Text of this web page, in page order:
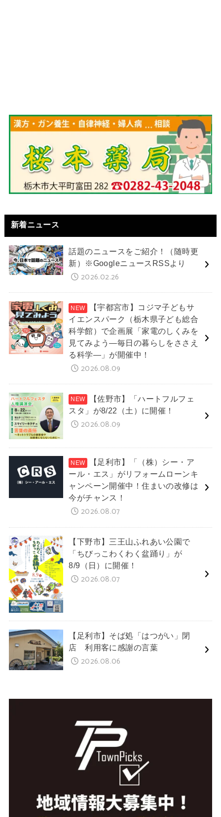
新着ニュース
話題のニュースをご紹介！（随時更
新）※GoogleニュースRSSより
2026.02.26
【宇都宮市】コジマ子どもサ
イエンスパーク（栃木県子ども総合
科学館）で企画展「家電のしくみを
見てみよう―毎日の暮らしをささえ
る科学―」が開催中！
2026.08.09
【佐野市】「ハートフルフェ
スタ」が8/22（土）に開催！
2026.08.09
【足利市】「（株）シー・ア
ール・エス」がリフォームローンキ
ャンペーン開催中！住まいの改修は
今がチャンス！
2026.08.07
【下野市】三王山ふれあい公園で
「ちびっこわくわく盆踊り」が
8/9（日）に開催！
2026.08.07
【足利市】そば処「はつがい」閉
店 利用客に感謝の言葉
2026.08.06